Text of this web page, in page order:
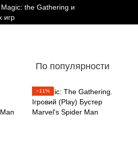
По популярности
−11%